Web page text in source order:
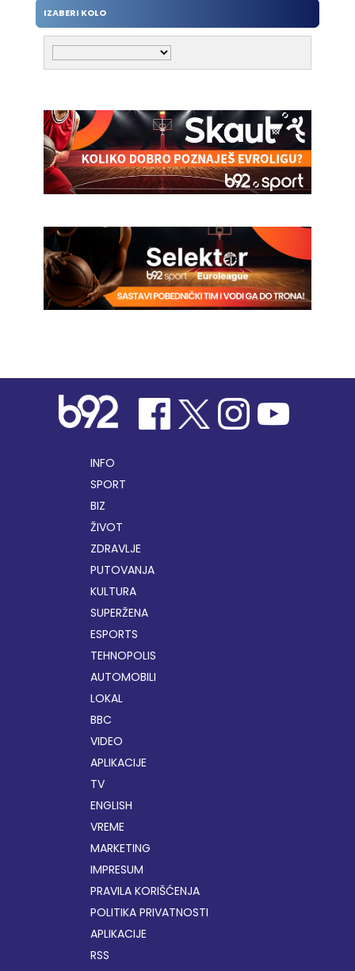
IZABERI KOLO
INFO
SPORT
BIZ
ŽIVOT
ZDRAVLJE
PUTOVANJA
KULTURA
SUPERŽENA
ESPORTS
TEHNOPOLIS
AUTOMOBILI
LOKAL
BBC
VIDEO
APLIKACIJE
TV
ENGLISH
VREME
MARKETING
IMPRESUM
PRAVILA KORIŠĆENJA
POLITIKA PRIVATNOSTI
APLIKACIJE
RSS